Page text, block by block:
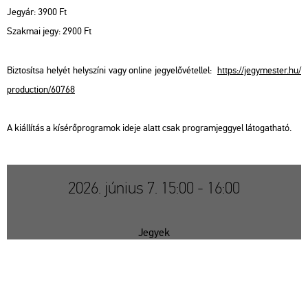
Jegy­ár: 3900 Ft
Szak­mai jegy: 2900 Ft
Biz­to­sít­sa he­lyét hely­szí­ni vagy on­line jegy­elő­vé­tel­lel: https://​jegy­mes­ter.​hu/​
pro­duc­ti­on/​60768
A ki­ál­lí­tás a kí­sé­rő­prog­ra­mok ideje alatt csak prog­ram­jeggyel lá­to­gat­ha­tó.
2026. június 7. 15:00 - 16:00
Jegyek